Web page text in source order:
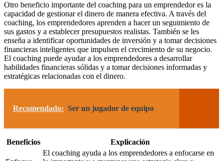
Otro beneficio importante del coaching para un emprendedor es la
capacidad de gestionar el dinero de manera efectiva. A través del
coaching, los emprendedores aprenden a hacer un seguimiento de
sus gastos y a establecer presupuestos realistas. También se les
enseña a identificar oportunidades de inversión y a tomar decisiones
financieras inteligentes que impulsen el crecimiento de su negocio.
El coaching puede ayudar a los emprendedores a desarrollar
habilidades financieras sólidas y a tomar decisiones informadas y
estratégicas relacionadas con el dinero.
Recomendado: Ser un jugador de equipo
Beneficios Explicación
El coaching ayuda a los emprendedores a enfocarse en